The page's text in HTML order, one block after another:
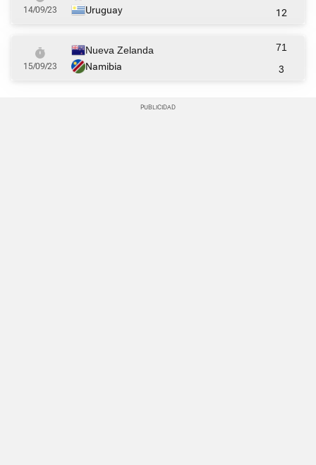
14/09/23
Uruguay
12
15/09/23
Nueva Zelanda
Namibia
71
3